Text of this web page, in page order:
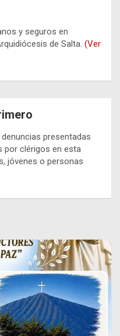
y seguros en
de Salta. (Ver
presentadas
por clérigos en esta
jóvenes o personas